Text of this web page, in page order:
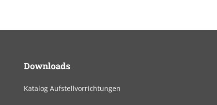
Downloads
Katalog Aufstellvorrichtungen